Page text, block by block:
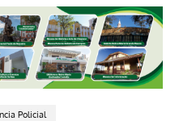
Policial